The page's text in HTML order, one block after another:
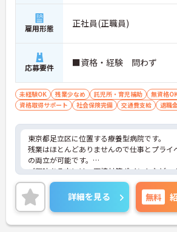
雇用形態 正社員(正職員)
応募要件 ■資格・経験 問わず
未経験OK 残業少なめ 託児所・育児補助 無資格
資格取得サポート
社会保険完備 交通費支給 退職
東京都足立区に位置する療養型病院です。
残業はほとんどありませんので仕事とプライ
の両立が可能です。
ご興味ある方には、面接対策ポイントなど、
詳細をお話しいたしますのでお気軽にご相談
い。
詳細を見る 無料